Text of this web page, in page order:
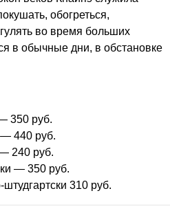
обогреться,
во время больших
в обычные дни, в обстановке
350 руб.
440 руб.
240 руб.
— 350 руб.
310 руб.